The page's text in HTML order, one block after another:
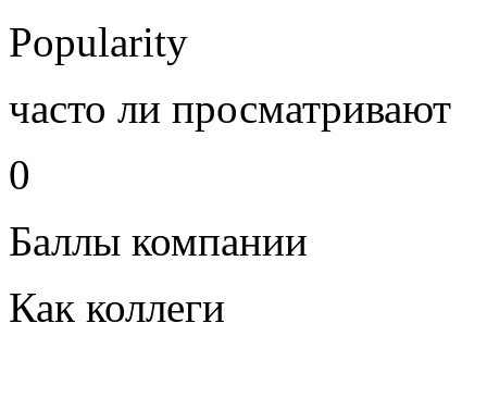
Popularity
часто ли просматривают
0
Баллы компании
Как коллеги